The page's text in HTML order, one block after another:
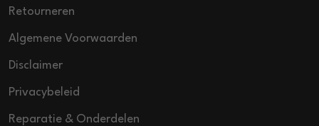
Retourneren
Algemene Voorwaarden
Disclaimer
Privacybeleid
Reparatie & Onderdelen